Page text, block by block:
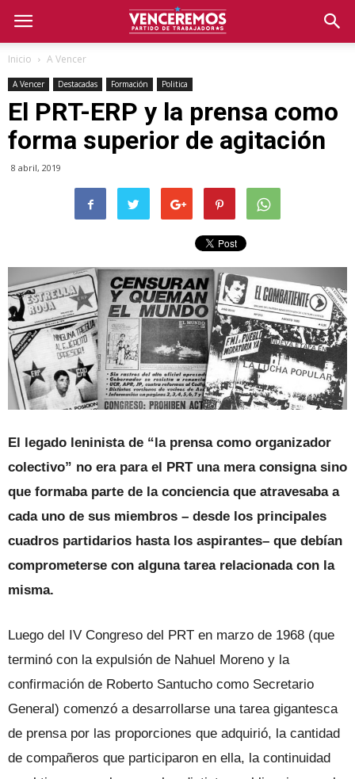
Inicio A Vencer
A Vencer Destacadas Formación Politica
El PRT-ERP y la prensa como
forma superior de agitación
8 abril, 2019
El legado leninista de “la prensa como organizador
colectivo” no era para el PRT una mera consigna sino
que formaba parte de la conciencia que atravesaba a
cada uno de sus miembros – desde los principales
cuadros partidarios hasta los aspirantes– que debían
comprometerse con alguna tarea relacionada con la
misma.
Luego del IV Congreso del PRT en marzo de 1968 (que
terminó con la expulsión de Nahuel Moreno y la
confirmación de Roberto Santucho como Secretario
General) comenzó a desarrollarse una tarea gigantesca
de prensa por las proporciones que adquirió, la cantidad
de compañeros que participaron en ella, la continuidad